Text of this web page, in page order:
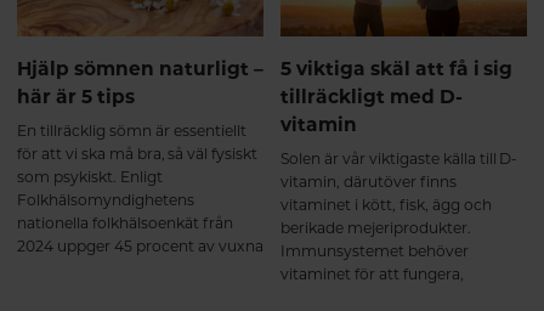
Hjälp sömnen naturligt –
här är 5 tips
En tillräcklig sömn är essentiellt
för att vi ska må bra, så väl fysiskt
som psykiskt. Enligt
Folkhälsomyndighetens
nationella folkhälsoenkät från
2024 uppger 45 procent av vuxna
5 viktiga skäl att få i sig
tillräckligt med D-
vitamin
Solen är vår viktigaste källa till D-
vitamin, därutöver finns
vitaminet i kött, fisk, ägg och
berikade mejeriprodukter.
Immunsystemet behöver
vitaminet för att fungera,